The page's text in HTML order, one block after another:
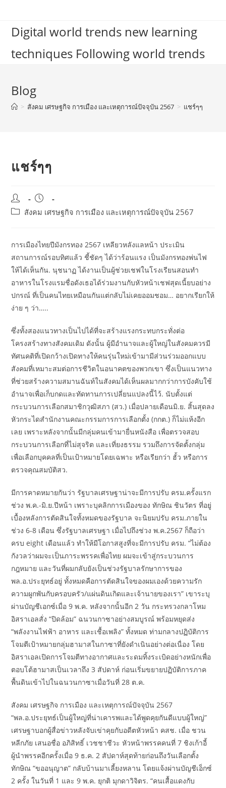
contentDigital world trends new learning
techniques Following world trends
Blog
> สังคม เศรษฐกิจ การเมือง และเหตุการณ์ปัจจุบัน 2567 > แชร์ๆๆ
แชร์ๆๆ
Post
author:
Post
published:
Postสังคม เศรษฐกิจ การเมือง และเหตุการณ์ปัจจุบัน 2567
การเมืองไทยปีมังกรทอง 2567 เหลียวหลังแลหน้า ประเมิน
สถานการณ์รอบทิศแล้ว ชี้ชัดๆ ได้ว่าร้อนแรง เป็นมังกรทองพ่นไฟ
ให้ได้เห็นกัน. นุชนาฏ ได้งานเป็นผู้ช่วยเชฟในโรงเรียนสอนทํา
อาหารในโรงแรมชื่อดังเธอได้ร่วมงานกับหัวหน้าเชฟสุดเนี้ยบอย่าง
ปกรณ์ ที่เป็นคนไทยเหมือนกันแต่กลับไม่เคยออมชอม… อยากเรียกให้
ง่าย ๆ ว่า…..
ซึ่งทั้งสองแนวทางเป็นไปได้ที่จะสร้างแรงกระทบกระทั่งต่อ
โครงสร้างทางสังคมเดิม ดังนั้น ผู้มีอำนาจและผู้ใหญ่ในสังคมควรมี
ทัศนคติที่เปิดกว้างเปิดทางให้คนรุ่นใหม่เข้ามามีส่วนร่วมออกแบบ
สังคมที่เหมาะสมต่อการชีวิตในอนาคตของพวกเขา ซึ่งเป็นแนวทาง
ที่ช่วยสร้างความสมานฉันท์ในสังคมได้เห็นผลมากกว่าการบังคับใช้
อำนาจเพื่อเก็บกดและทัดทานการเปลี่ยนแปลงนี้ไว้. นับตั้งแต่
กระบวนการเลือกสมาชิกวุฒิสภา (สว.) เมื่อปลายเดือนมิ.ย. สิ้นสุดลง
หัวกระไดสำนักงานคณะกรรมการการเลือกตั้ง (กกต.) ก็ไม่แห้งอีก
เลย เพราะหลังจากนั้นมีกลุ่มคนเข้ามายื่นหนังสือ เพื่อตรวจสอบ
กระบวนการเลือกที่ไม่สุจริต และเที่ยงธรรม รวมถึงการจัดตั้งกลุ่ม
เพื่อเลือกบุคคลที่เป็นเป้าหมายโดยเฉพาะ หรือเรียกว่า ฮั้ว หรือการ
ตรวจคุณสมบัติสว.
มีการคาดหมายกันว่า รัฐบาลเศรษฐาน่าจะมีการปรับ ครม.ครั้งแรก
ช่วง พ.ค.-มิ.ย.ปีหน้า เพราะบุคลิกการเมืองของ ทักษิณ ชินวัตร ที่อยู่
เบื้องหลังการตัดสินใจทั้งหมดของรัฐบาล จะนิยมปรับ ครม.ภายใน
ช่วง 6-8 เดือน ซึ่งรัฐบาลเศรษฐา เมื่อไปถึงช่วง พ.ค.2567 ก็ถือว่า
ครบ eight เดือนแล้ว ทำให้มีโอกาสสูงที่จะมีการปรับ ครม. “ไม่ต้อง
กังวลว่าผมจะเป็นภาระพรรคเพื่อไทย ผมจะเข้าสู่กระบวนการ
กฎหมาย และวันที่ผมกลับยังเป็นช่วงรัฐบาลรักษาการของ
พล.อ.ประยุทธ์อยู่ ทั้งหมดคือการตัดสินใจของผมเองด้วยความรัก
ความผูกพันกับครอบครัว/แผ่นดินเกิดและเจ้านายของเรา” เขาระบุ
ผ่านบัญชีเอกซ์เมื่อ 9 พ.ค. หลังจากนั้นอีก 2 วัน กระทรวงกลาโหม
อิสราเอลสั่ง “ปิดล้อม” ฉนวนกาซาอย่างสมบูรณ์ พร้อมหยุดส่ง
“พลังงานไฟฟ้า อาหาร และเชื้อเพลิง” ทั้งหมด ท่ามกลางปฏิบัติการ
โจมตีเป้าหมายกลุ่มฮามาสในกาซาที่ยังดำเนินอย่างต่อเนื่อง โดย
อิสราเอลเปิดการโจมตีทางอากาศและระดมทิ้งระเบิดอย่างหนักเพื่อ
ตอบโต้ฮามาสเป็นเวลาถึง 3 สัปดาห์ ก่อนเริ่มขยายปฏิบัติการภาค
พื้นดินเข้าไปในฉนวนกาซาเมื่อวันที่ 28 ต.ค.
สังคม เศรษฐกิจ การเมือง และเหตุการณ์ปัจจุบัน 2567
“พล.อ.ประยุทธ์เป็นผู้ใหญ่ที่น่าเคารพและได้พูดคุยกันดีแบบผู้ใหญ่”
เศรษฐาบอกผู้สื่อข่าวหลังจับเข่าคุยกับอดีตหัวหน้า คสช. เมื่อ ชวน
หลีกภัย เสนอชื่อ อภิสิทธิ์ เวชชาชีวะ หัวหน้าพรรคคนที่ 7 ชิงเก้าอี้
ผู้นำพรรคอีกครั้งเมื่อ 9 ธ.ค. 2 สัปดาห์สุดท้ายก่อนถึงวันเลือกตั้ง
ทักษิณ “ขออนุญาต” กลับบ้านมาเลี้ยงหลาน โดยแจ้งผ่านบัญชีเอ็กซ์
2 ครั้ง ในวันที่ 1 และ 9 พ.ค. ยุกติ มุกดาวิจิตร. “คนเสื้อแดงกับ